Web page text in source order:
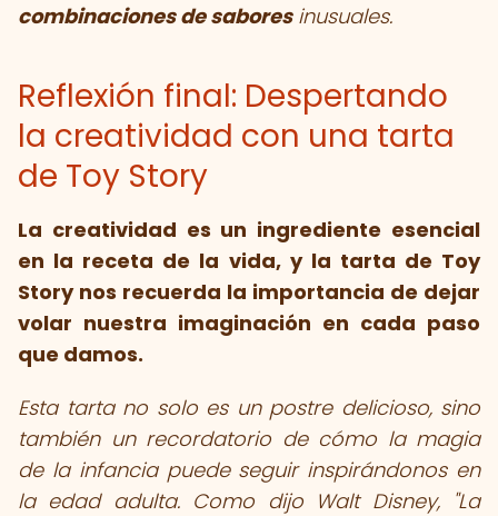
combinaciones de saboresinusuales.
Reflexión final: Despertando
la creatividad con una tarta
de Toy Story
La creatividad es un ingrediente esencial
en la receta de la vida, y la tarta de Toy
Story nos recuerda la importancia de dejar
volar nuestra imaginación en cada paso
que damos.
Esta tarta no solo es un postre delicioso, sino
también un recordatorio de cómo la magia
de la infancia puede seguir inspirándonos en
la edad adulta. Como dijo Walt Disney, "La